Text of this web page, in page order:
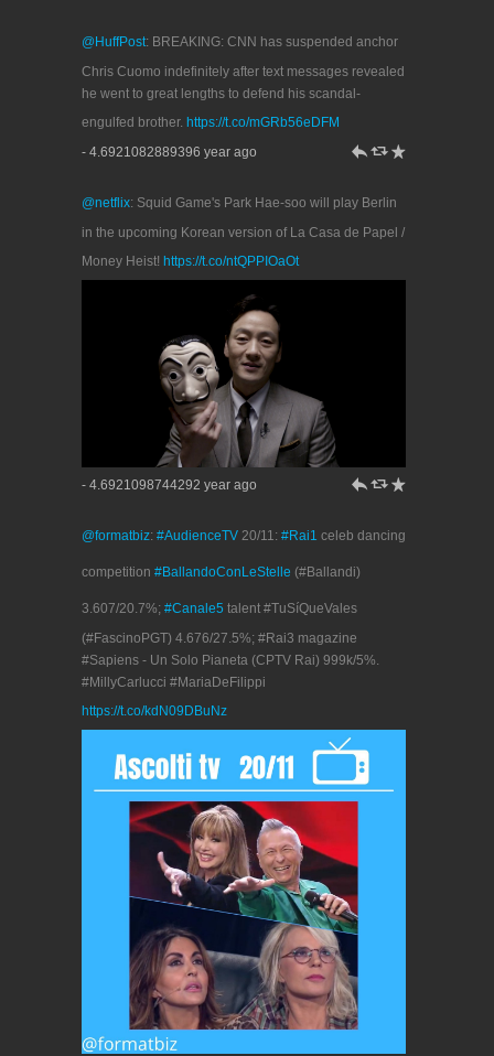
@HuffPost: BREAKING: CNN has suspended anchor
Chris Cuomo indefinitely after text messages revealed
he went to great lengths to defend his scandal-
engulfed brother. https://t.co/mGRb56eDFM
- 4.6921082889396 year ago
h J R
@netflix: Squid Game's Park Hae-soo will play Berlin
in the upcoming Korean version of La Casa de Papel /
Money Heist! https://t.co/ntQPPIOaOt
- 4.6921098744292 year ago h J R
@formatbiz: #AudienceTV 20/11: #Rai1 celeb dancing
competition #BallandoConLeStelle (#Ballandi)
3.607/20.7%; #Canale5 talent #TuSíQueVales
(#FascinoPGT) 4.676/27.5%; #Rai3 magazine
#Sapiens - Un Solo Pianeta (CPTV Rai) 999k/5%.
#MillyCarlucci #MariaDeFilippi
https://t.co/kdN09DBuNz